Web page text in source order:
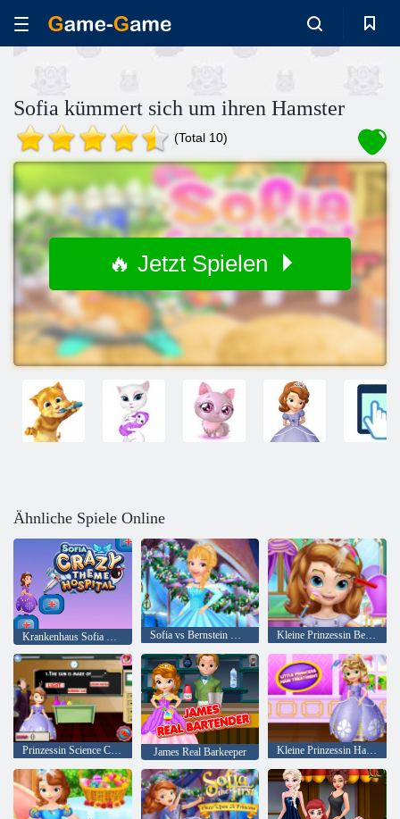
Sofia kümmert sich um ihren Hamster
(Total 10)
🔥 Jetzt Spielen
Ähnliche Spiele Online
Krankenhaus Sofia Crazy Theme Sofia vs Bernstein Mode-Wettbewerb Kleine Prinzessin Beauty Tipps
Prinzessin Science Class James Real Barkeeper Kleine Prinzessin Haarbehandlung